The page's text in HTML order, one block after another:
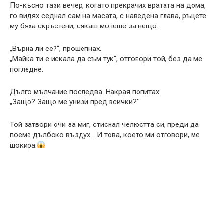
По-късно тази вечер, когато прекрачих вратата на дома,
го видях седнал сам на масата, с наведена глава, ръцете
му бяха скръстени, сякаш молеше за нещо.
„Върна ли се?“, прошепнах.
„Майка ти е искала да съм тук“, отговори той, без да ме
погледне.
Дълго мълчание последва. Накрая попитах:
„Защо? Защо ме унизи пред всички?“
Той затвори очи за миг, стиснал челюстта си, преди да
поеме дълбоко въздух… И това, което ми отговори, ме
шокира.